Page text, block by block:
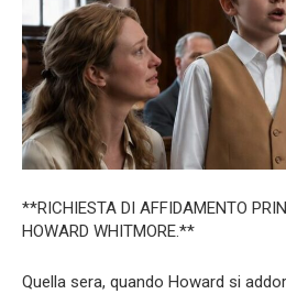
**RICHIESTA DI AFFIDAMENTO
HOWARD WHITMORE.**
Quella sera, quando Howard si